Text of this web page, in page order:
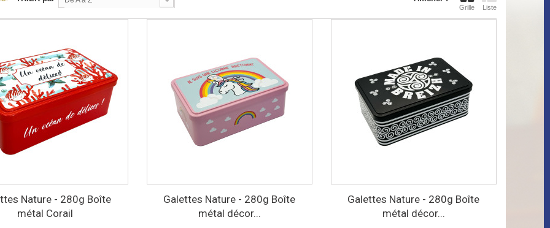
Grille Liste
Nature - 280g Boîte
métal Corail
Galettes Nature - 280g Boîte
métal décor...
Galettes Nature - 280g Boîte
métal décor...